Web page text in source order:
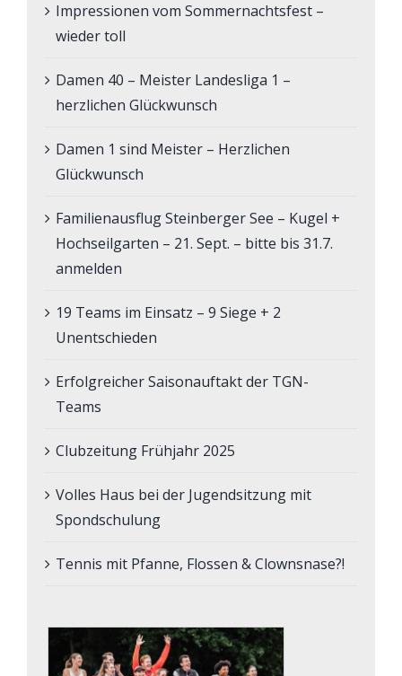
Impressionen vom Sommernachtsfest –
wieder toll
Damen 40 – Meister Landesliga 1 –
herzlichen Glückwunsch
Damen 1 sind Meister – Herzlichen
Glückwunsch
Familienausflug Steinberger See – Kugel +
Hochseilgarten – 21. Sept. – bitte bis 31.7.
anmelden
19 Teams im Einsatz – 9 Siege + 2
Unentschieden
Erfolgreicher Saisonauftakt der TGN-
Teams
Clubzeitung Frühjahr 2025
Volles Haus bei der Jugendsitzung mit
Spondschulung
Tennis mit Pfanne, Flossen & Clownsnase?!